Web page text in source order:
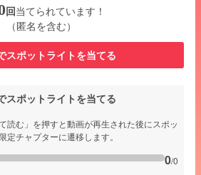
回当てられています！
（匿名を含む）
スポットライトを当てる
スポットライトを当てる
読む」を押すと動画が再生された後にスポッ
定チャプターに遷移します。
0/0